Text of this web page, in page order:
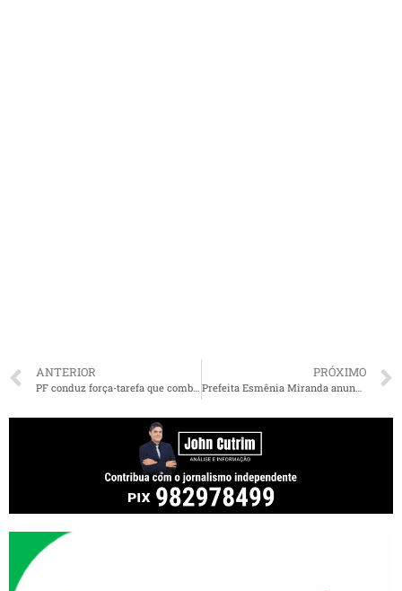
ANTERIOR
PF conduz força-tarefa que combate fraude ao sistema previdenciário no Maranhão
PRÓXIMO
Prefeita Esmênia Miranda anuncia cronograma de assinatura de contratos do Residencial Mato Grosso I, II e III